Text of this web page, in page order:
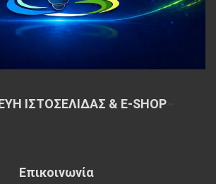
ΙΣΤΟΣΕΛΙΔΑΣ & E-SHOP~
Επικοινωνία